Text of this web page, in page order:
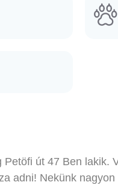
út 47 Ben lakik.
adni! Nekünk nagyon